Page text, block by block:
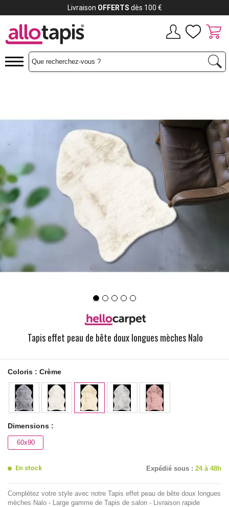
Tapis effet peau de bête doux longues mèches Nalo
Coloris : Crème
Dimensions :
60x90
En stock Expédié sous : 24 à 48h
Complétez votre style avec notre Tapis effet peau de bête doux longues
mèches Nalo - Large gamme de Tapis de salon - Livraison rapide
Livraison OFFERTS dès 100 €